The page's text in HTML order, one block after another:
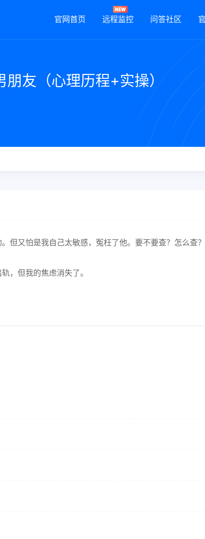
官网首页 远程监控 问答社区
友（心理历程+实操）
但又怕是我自己太敏感，冤枉了他。要不要查？怎么查？
，但我的焦虑消失了。